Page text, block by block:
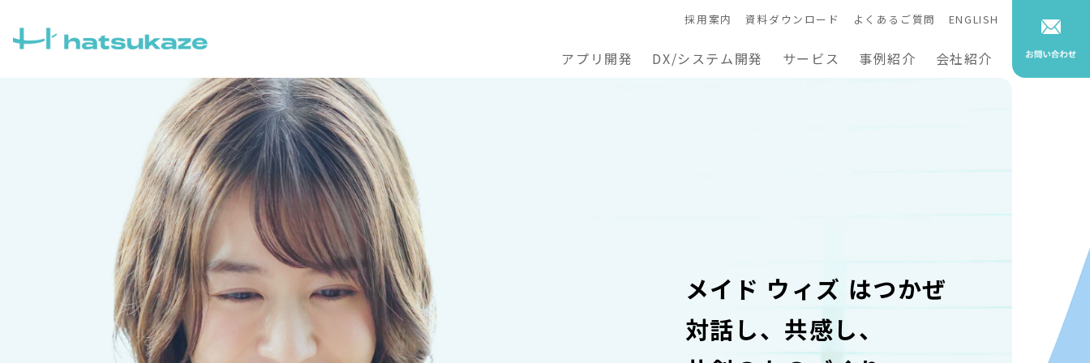
アプリ開発 DX/システム開発 サービス 事例紹介 会社紹介
採用案内 資料ダウンロード よくあるご質問 ENGLISH
メイド ウィズ はつかぜ
対話し、共感し、